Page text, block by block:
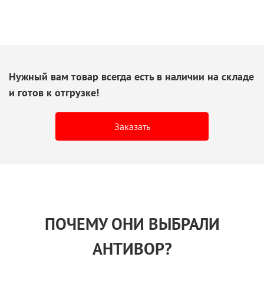
Нужный вам товар всегда есть в наличии на складе
и готов к отгрузке!
Заказать
ПОЧЕМУ ОНИ ВЫБРАЛИ
АНТИВОР?